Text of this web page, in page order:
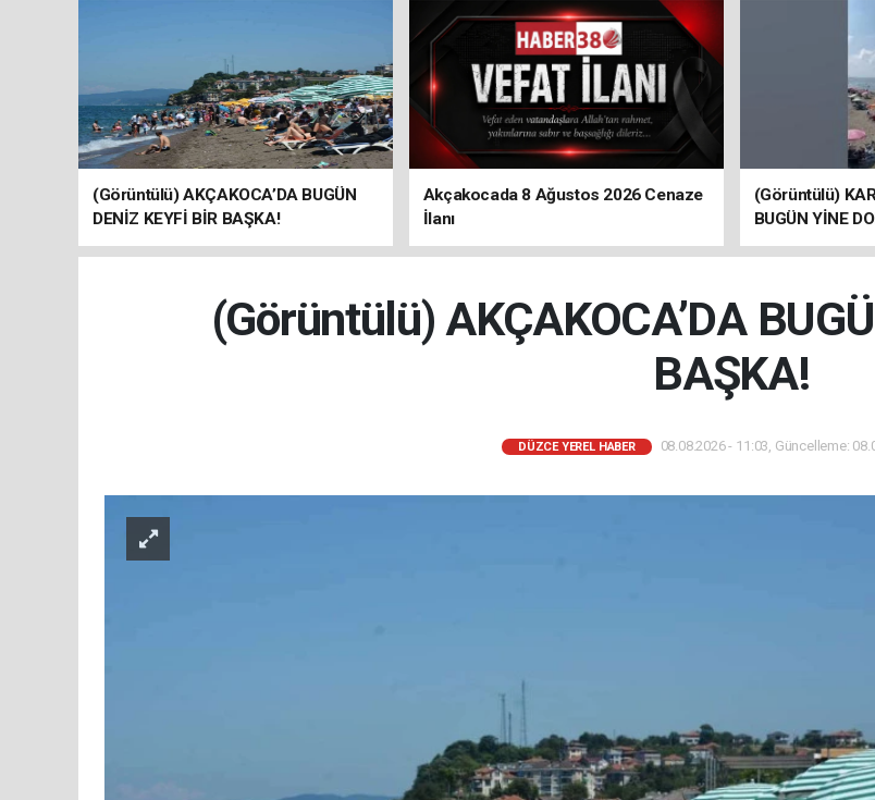
(Görüntülü) AKÇAKOCA’DA BUGÜN
DENİZ KEYFİ BİR BAŞKA!
Akçakocada 8 Ağustos 2026 Cenaze
İlanı
(Görüntülü)
BUGÜN YİNE
(Görüntülü) AKÇAKOCA’DA
BAŞKA!
DÜZCE YEREL HABER 08.08.2026 - 11:03, Güncelleme: